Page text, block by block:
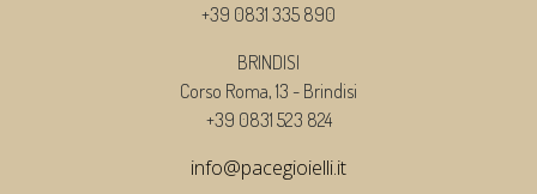
+39 0831 335 890
BRINDISI
Corso Roma, 13 - Brindisi
+39 0831 523 824
info@pacegioielli.it